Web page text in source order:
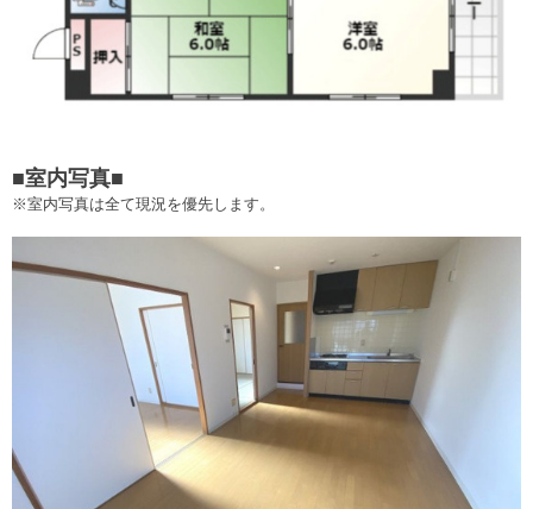
■室内写真■
※室内写真は全て現況を優先します。